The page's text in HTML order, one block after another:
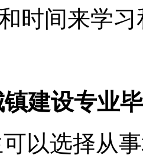
时间来学
建设专业
以选择从